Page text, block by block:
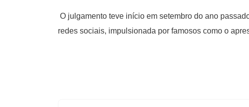
O julgamento teve início em setembro do ano
redes sociais, impulsionada por famosos como o